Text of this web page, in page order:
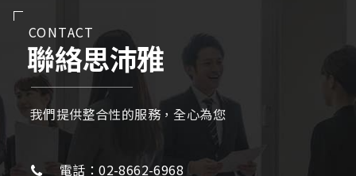
CONTACT
聯絡思沛雅
我們提供整合性的服務，全心為您
電話：02-8662-6968